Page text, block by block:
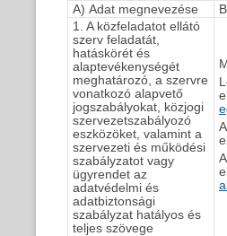
A) Adat megnevezése
1. A közfeladatot ellátó
szerv feladatát,
hatáskörét és
alaptevékenységét
meghatározó, a szervre
vonatkozó alapvető
jogszabályokat, közjogi
szervezetszabályozó
eszközöket, valamint a
szervezeti és működési
szabályzatot vagy
ügyrendet az
adatvédelmi és
adatbiztonsági
szabályzat hatályos és
teljes szövege